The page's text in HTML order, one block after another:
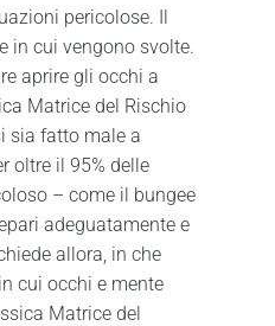
pericolose. Il
in cui vengono svolte.
aprire gli occhi a
Matrice del Rischio
sia fatto male a
oltre il 95% delle
– come il bungee
adeguatamente e
allora, in che
cui occhi e mente
Matrice del